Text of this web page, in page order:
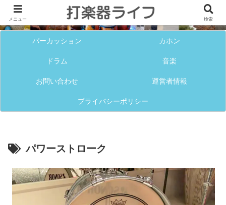
パーカッション カホン
ドラム 音楽
お問い合わせ 運営者情報
プライバシーポリシー
パワーストローク
メニュー 検索